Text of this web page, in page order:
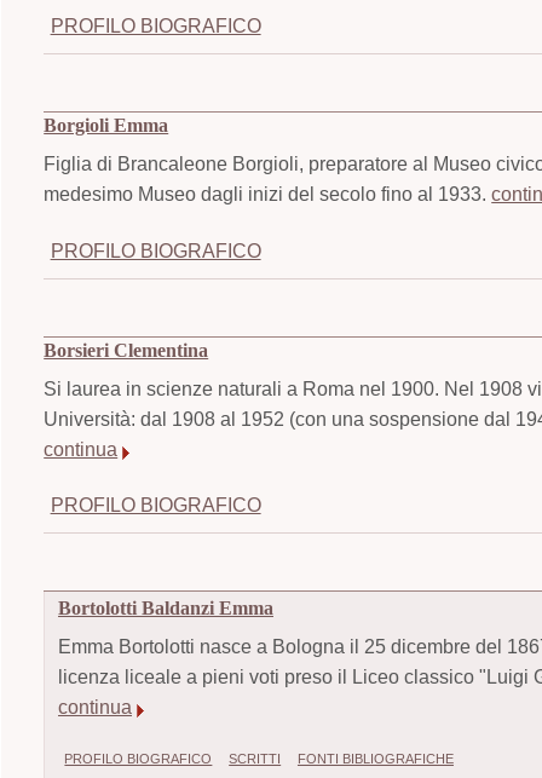
PROFILO BIOGRAFICO
Borgioli Emma
Figlia di Brancaleone Borgioli, preparatore al Museo
medesimo Museo dagli inizi del secolo fino al 1933.
PROFILO BIOGRAFICO
Borsieri Clementina
Si laurea in scienze naturali a Roma nel 1900. Nel 1908
Università: dal 1908 al 1952 (con una sospensione dal
continua
PROFILO BIOGRAFICO
Bortolotti Baldanzi Emma
Emma Bortolotti nasce a Bologna il 25 dicembre del
licenza liceale a pieni voti preso il Liceo classico "Luigi
continua
PROFILO BIOGRAFICO SCRITTI FONTI BIBLIOGRAFICHE